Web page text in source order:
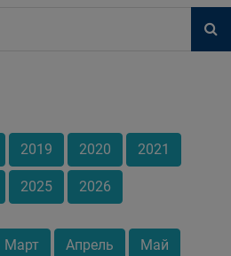
2019 2020 2021
2025 2026
Март Апрель Май